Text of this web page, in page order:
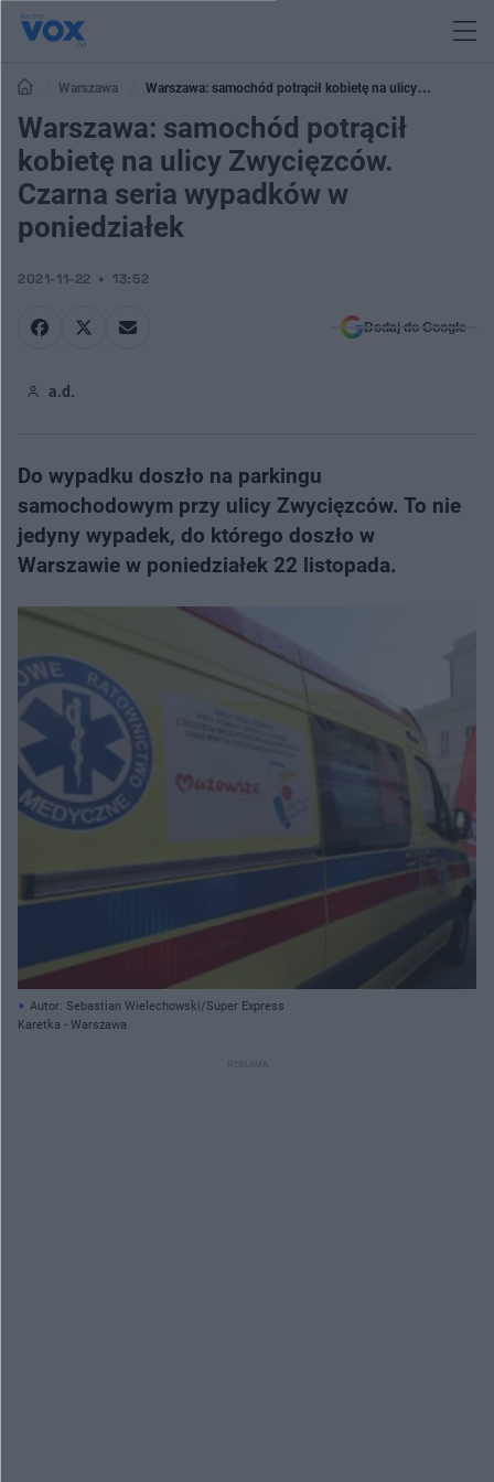
Warszawa
Warszawa: samochód potrącił kobietę na ulicy
Zwycięzców. Czarna seria wypadków w poniedziałek
Warszawa: samochód potrącił
kobietę na ulicy Zwycięzców.
Czarna seria wypadków w
poniedziałek
2021-11-22 13:52
Dodaj do Google
a.d.
Do wypadku doszło na parkingu
samochodowym przy ulicy Zwycięzców. To nie
jedyny wypadek, do którego doszło w
Warszawie w poniedziałek 22 listopada.
Autor: Sebastian Wielechowski/Super Express
Karetka - Warszawa